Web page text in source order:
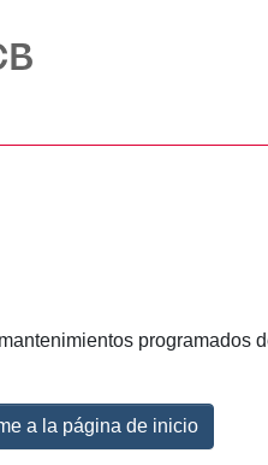
programados
a la página de inicio